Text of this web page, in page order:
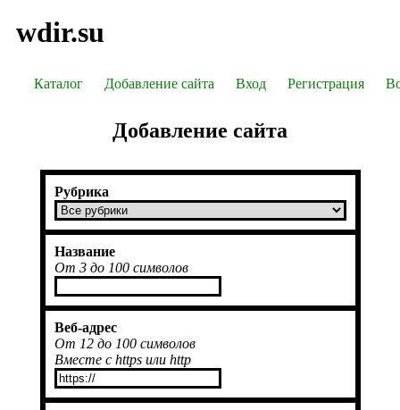
wdir.su
Каталог Добавление сайта Вход Регистрация
Добавление сайта
Рубрика
Название
От 3 до 100 символов
Веб-адрес
От 12 до 100 символов
Вместе с https или http